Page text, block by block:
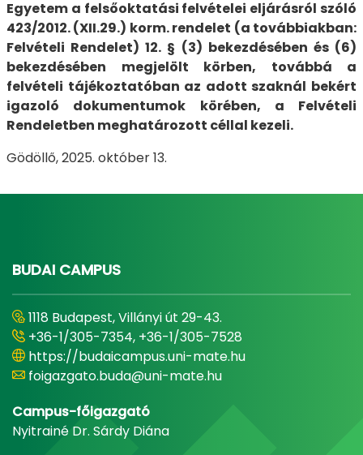
Egyetem a felsőoktatási felvételei eljárásról szóló
423/2012. (XII.29.) korm. rendelet (a továbbiakban:
Felvételi Rendelet) 12. § (3) bekezdésében és (6)
bekezdésében megjelölt körben, továbbá a
felvételi tájékoztatóban az adott szaknál bekért
igazoló dokumentumok körében, a Felvételi
Rendeletben meghatározott céllal kezeli.
Gödöllő, 2025. október 13.
BUDAI CAMPUS
1118 Budapest, Villányi út 29-43.
+36-1/305-7354, +36-1/305-7528
https://budaicampus.uni-mate.hu
foigazgato.buda@uni-mate.hu
Campus-főigazgató
Nyitrainé Dr. Sárdy Diána